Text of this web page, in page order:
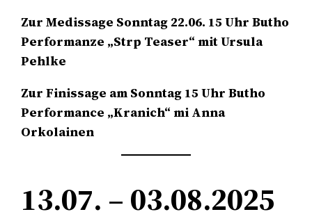
Zur Medissage Sonntag 22.06. 15 Uhr Butho
Performanze „Strp Teaser“ mit Ursula
Pehlke
Zur Finissage am Sonntag 15 Uhr Butho
Performance „Kranich“ mi Anna
Orkolainen
13.07. – 03.08.2025